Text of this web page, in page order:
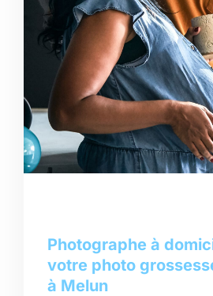
Photographe à
votre photo
à Melun